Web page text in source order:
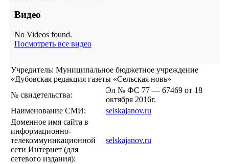
Видео
No Videos found.
Посмотреть все видео
Учредитель: Муниципальное бюджетное учреждение
«Дубовская редакция газеты «Сельская новь»
№ свидетельства:
Эл № ФС 77 — 67469 от 18
октября 2016г.
Наименование СМИ:
selskajanov.ru
Доменное имя сайта в
информационно-
телекоммуникационной
сети Интернет (для
сетевого издания):
selskajanov.ru